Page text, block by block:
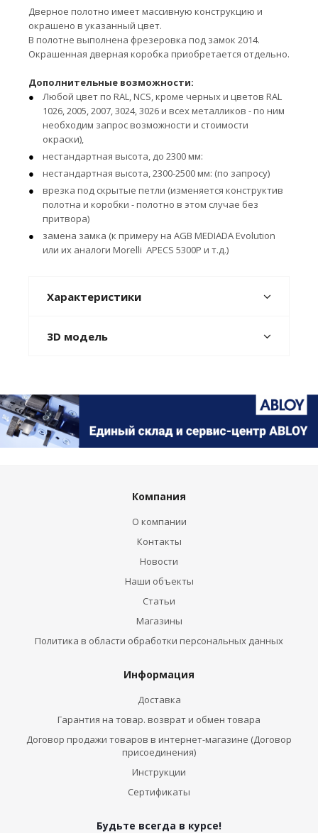
Дверное полотно имеет массивную конструкцию и
окрашено в указанный цвет.
В полотне выполнена фрезеровка под замок 2014.
Окрашенная дверная коробка приобретается отдельно.
Дополнительные возможности:
Любой цвет по RAL, NCS, кроме черных и цветов RAL
1026, 2005, 2007, 3024, 3026 и всех металликов - по ним
необходим запрос возможности и стоимости
окраски),
нестандартная высота, до 2300 мм:
нестандартная высота, 2300-2500 мм: (по запросу)
врезка под скрытые петли (изменяется конструктив
полотна и коробки - полотно в этом случае без
притвора)
замена замка (к примеру на AGB MEDIADA Evolution
или их аналоги Morelli APECS 5300P и т.д.)
Характеристики
3D модель
Компания
О компании
Контакты
Новости
Наши объекты
Статьи
Магазины
Политика в области обработки персональных данных
Информация
Доставка
Гарантия на товар. возврат и обмен товара
Договор продажи товаров в интернет-магазине (Договор
присоединения)
Инструкции
Сертификаты
Будьте всегда в курсе!